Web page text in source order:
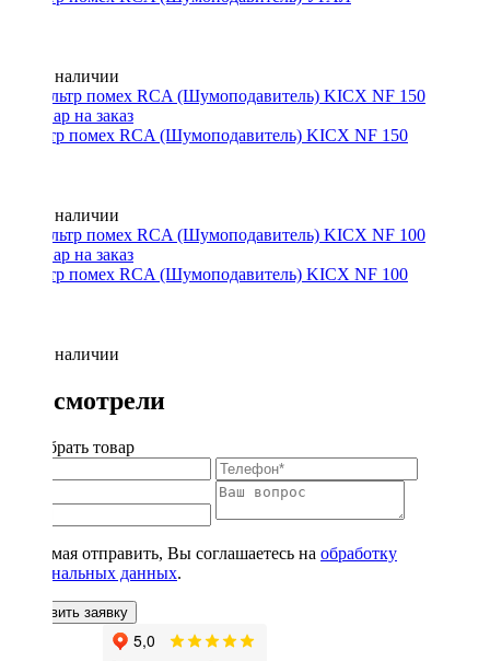
Нет в наличии
Фильтр помех RCA (Шумоподавитель) KICX NF 150
Нет в наличии
Фильтр помех RCA (Шумоподавитель) KICX NF 100
Нет в наличии
Вы смотрели
Подобрать товар
Нажимая отправить, Вы соглашаетесь на обработку
персональных данных.
Оставить заявку